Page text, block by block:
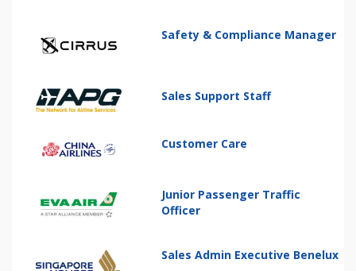
Safety & Compliance Manager
Sales Support Staff
Customer Care
Junior Passenger Traffic
Officer
Sales Admin Executive Benelux